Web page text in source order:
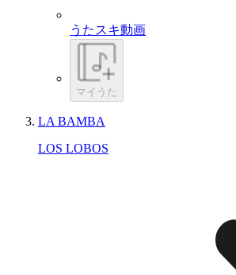
うたスキ動画
マイうた
LA BAMBA
LOS LOBOS